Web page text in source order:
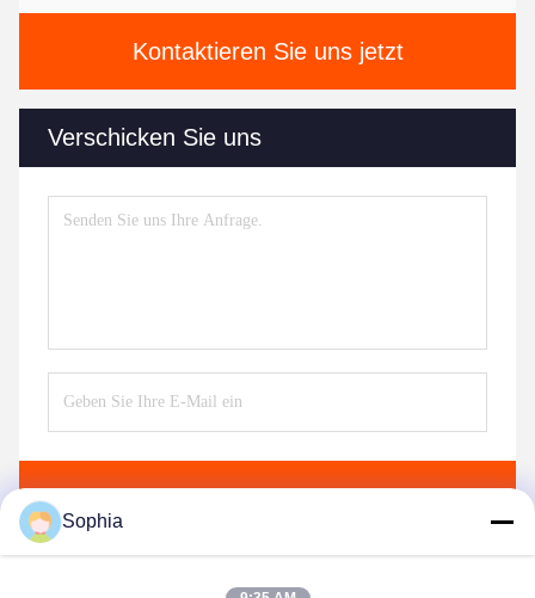
Kontaktieren Sie uns jetzt
Verschicken Sie uns
Sophia